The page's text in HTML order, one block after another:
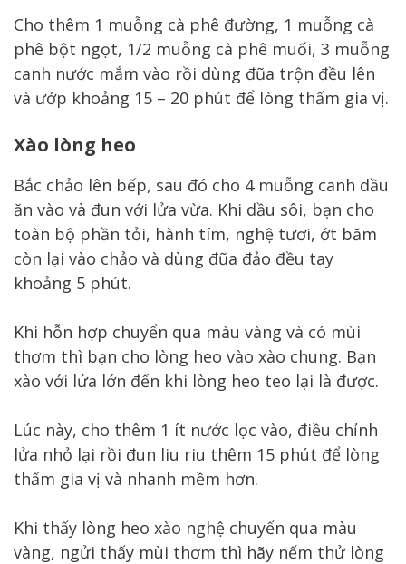
Cho thêm 1 muỗng cà phê đường, 1 muỗng cà
phê bột ngọt, 1/2 muỗng cà phê muối, 3 muỗng
canh nước mắm vào rồi dùng đũa trộn đều lên
và ướp khoảng 15 – 20 phút để lòng thấm gia vị.
Xào lòng heo
Bắc chảo lên bếp, sau đó cho 4 muỗng canh dầu
ăn vào và đun với lửa vừa. Khi dầu sôi, bạn cho
toàn bộ phần tỏi, hành tím, nghệ tươi, ớt băm
còn lại vào chảo và dùng đũa đảo đều tay
khoảng 5 phút.
Khi hỗn hợp chuyển qua màu vàng và có mùi
thơm thì bạn cho lòng heo vào xào chung. Bạn
xào với lửa lớn đến khi lòng heo teo lại là được.
Lúc này, cho thêm 1 ít nước lọc vào, điều chỉnh
lửa nhỏ lại rồi đun liu riu thêm 15 phút để lòng
thấm gia vị và nhanh mềm hơn.
Khi thấy lòng heo xào nghệ chuyển qua màu
vàng, ngửi thấy mùi thơm thì hãy nếm thử lòng